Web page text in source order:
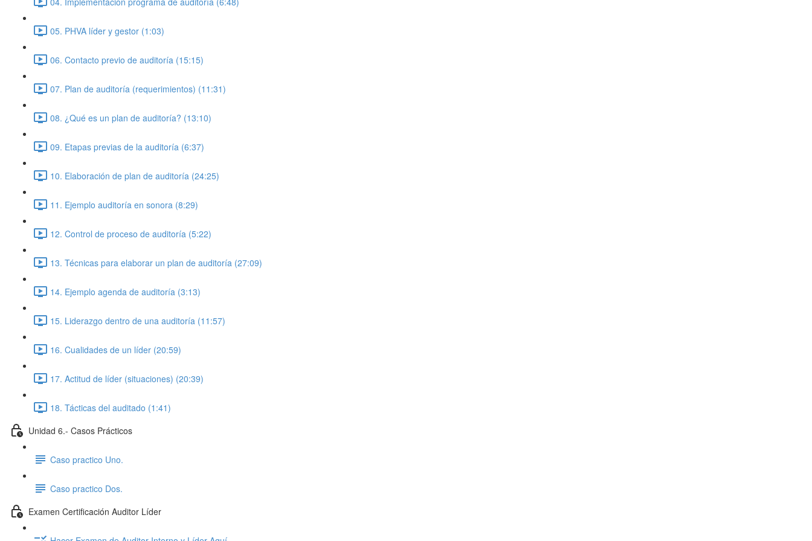
05. PHVA líder y gestor (1:03)
06. Contacto previo de auditoría (15:15)
07. Plan de auditoría (requerimientos) (11:31)
08. ¿Qué es un plan de auditoría? (13:10)
09. Etapas previas de la auditoría (6:37)
10. Elaboración de plan de auditoría (24:25)
11. Ejemplo auditoría en sonora (8:29)
12. Control de proceso de auditoría (5:22)
13. Técnicas para elaborar un plan de auditoría (27:09)
14. Ejemplo agenda de auditoría (3:13)
15. Liderazgo dentro de una auditoría (11:57)
16. Cualidades de un líder (20:59)
17. Actitud de líder (situaciones) (20:39)
18. Tácticas del auditado (1:41)
Unidad 6.- Casos Prácticos
Caso practico Uno.
Caso practico Dos.
Examen Certificación Auditor Líder